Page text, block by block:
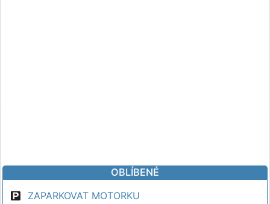
OBLÍBENÉ
ZAPARKOVAT MOTORKU